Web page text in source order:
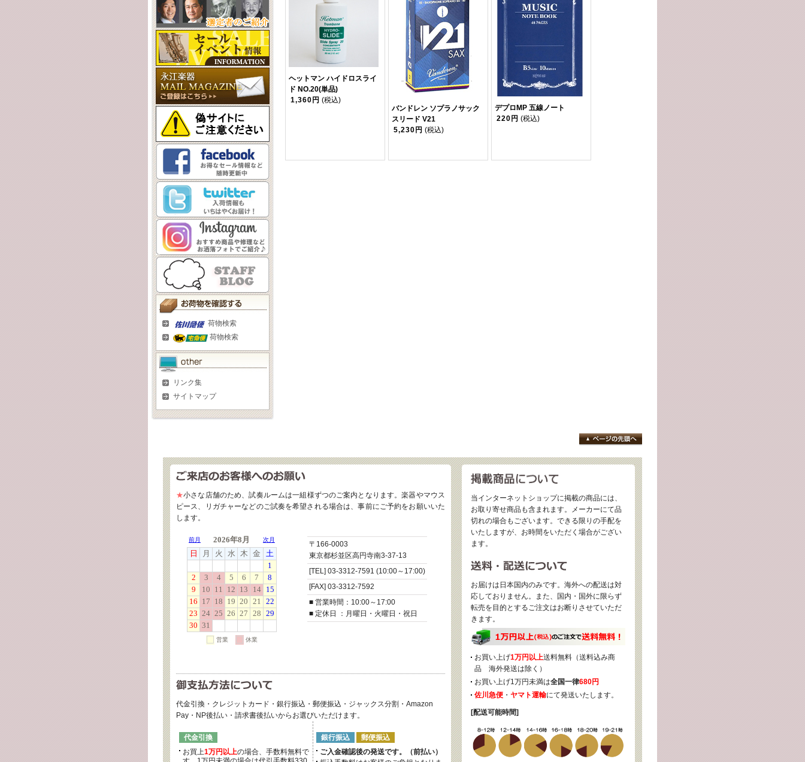
荷物検索
荷物検索
リンク集
サイトマップ
ヘットマン ハイドロスライ
ド NO.20(単品)
1,360円 (税込)
バンドレン ソプラノサック
スリード V21
5,230円 (税込)
デプロMP 五線ノート
220円 (税込)
★小さな店舗のため、試奏ルームは一組様ずつのご案内となります。楽器やマウス
ピース、リガチャーなどのご試奏を希望される場合は、事前にご予約をお願いいた
します。
〒166-0003
東京都杉並区高円寺南3-37-13
[TEL] 03-3312-7591 (10:00～17:00)
[FAX] 03-3312-7592
■ 営業時間：10:00～17:00
■ 定休日 ：月曜日・火曜日・祝日
代金引換・クレジットカード・銀行振込・郵便振込・ジャックス分割・Amazon
Pay・NP後払い・請求書後払いからお選びいただけます。
代金引換
お買上1万円以上の場合、手数料無料で
銀行振込
郵便振込
ご入金確認後の発送です。（前払い）
当インターネットショップに掲載の商品には、
お取り寄せ商品も含まれます。メーカーにて品
切れの場合もございます。できる限りの手配を
いたしますが、お時間をいただく場合がござい
ます。
お届けは日本国内のみです。海外への配送は対
応しておりません。また、国内・国外に限らず
転売を目的とするご注文はお断りさせていただ
きます。
お買い上げ1万円以上送料無料（送料込み商
品 海外発送は除く）
お買い上げ1万円未満は全国一律680円
佐川急便 ・ ヤマト運輸にて発送いたします。
[配送可能時間]